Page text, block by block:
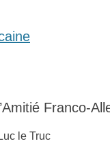
Franco-
le Truc